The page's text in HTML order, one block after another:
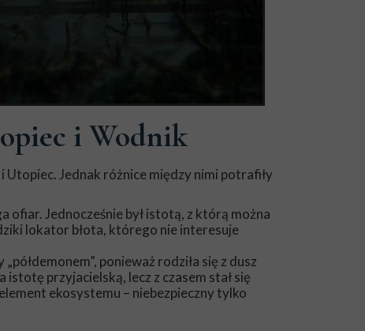
i Wodnik
Jednak różnice między nimi potrafiły
ofiar. Jednocześnie był istotą, z którą można
lokator błota, którego nie interesuje
ponieważ rodziła się z dusz
przyjacielską, lecz z czasem stał się
ekosystemu – niebezpieczny tylko